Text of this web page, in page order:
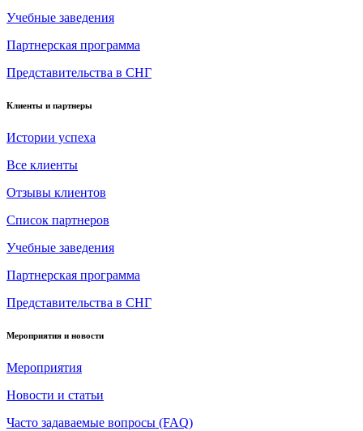
Учебные заведения
Партнерская программа
Представительства в СНГ
Клиенты и партнеры
Истории успеха
Все клиенты
Отзывы клиентов
Список партнеров
Учебные заведения
Партнерская программа
Представительства в СНГ
Мероприятия и новости
Мероприятия
Новости и статьи
Часто задаваемые вопросы (FAQ)